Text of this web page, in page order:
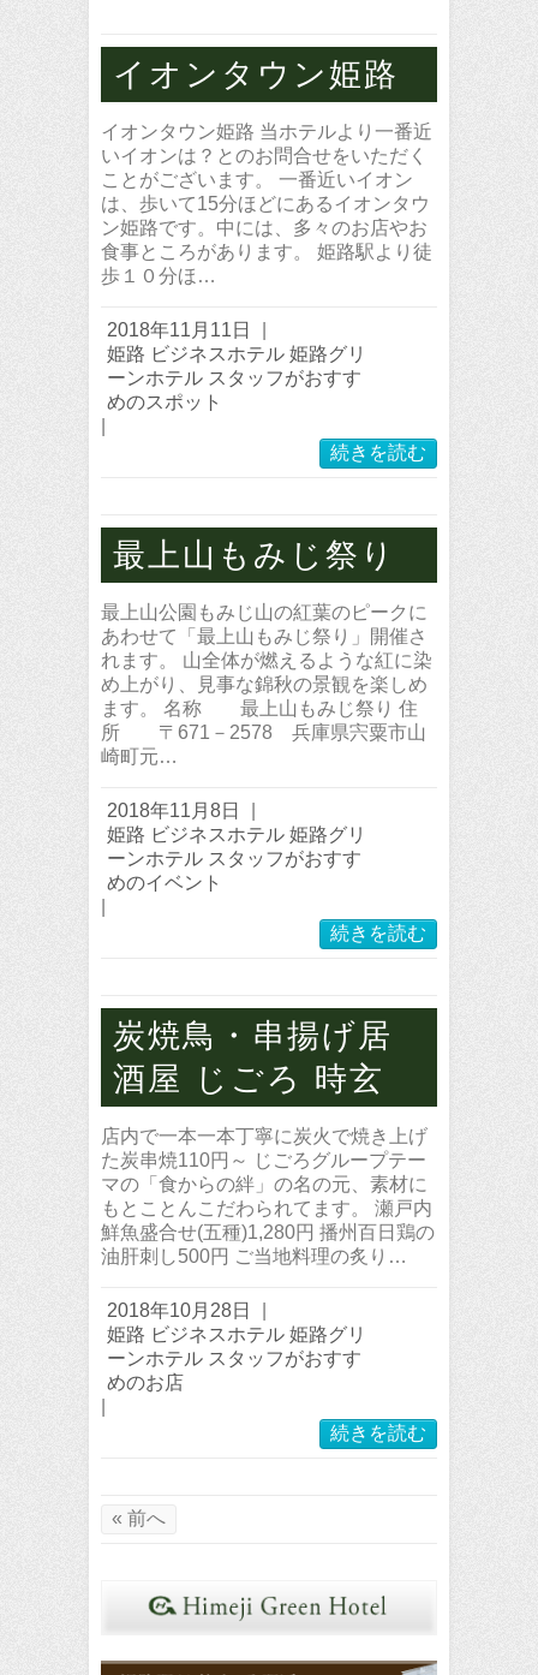
イオンタウン姫路
イオンタウン姫路 当ホテルより一番近
いイオンは？とのお問合せをいただく
ことがございます。 一番近いイオン
は、歩いて15分ほどにあるイオンタウ
ン姫路です。中には、多々のお店やお
食事ところがあります。 姫路駅より徒
歩１０分ほ…
2018年11月11日
姫路 ビジネスホテル 姫路グリ
ーンホテル スタッフがおすす
めのスポット
続きを読む
最上山もみじ祭り
最上山公園もみじ山の紅葉のピークに
あわせて「最上山もみじ祭り」開催さ
れます。 山全体が燃えるような紅に染
め上がり、見事な錦秋の景観を楽しめ
ます。 名称 最上山もみじ祭り 住
所 〒671－2578 兵庫県宍粟市山
崎町元…
2018年11月8日
姫路 ビジネスホテル 姫路グリ
ーンホテル スタッフがおすす
めのイベント
続きを読む
炭焼鳥・串揚げ居
酒屋 じごろ 時玄
店内で一本一本丁寧に炭火で焼き上げ
た炭串焼110円～ じごろグループテー
マの「食からの絆」の名の元、素材に
もとことんこだわられてます。 瀬戸内
鮮魚盛合せ(五種)1,280円 播州百日鶏の
油肝刺し500円 ご当地料理の炙り…
2018年10月28日
姫路 ビジネスホテル 姫路グリ
ーンホテル スタッフがおすす
めのお店
続きを読む
« 前へ